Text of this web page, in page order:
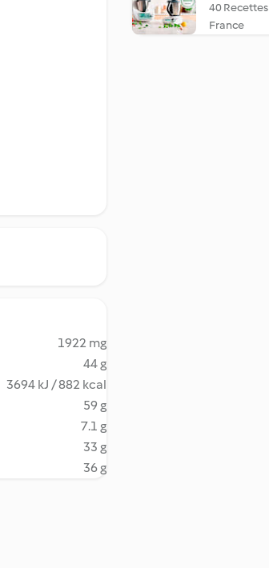
1922 mg
44 g
3694 kJ / 882 kcal
59 g
7.1 g
33 g
36 g
40 Recettes
France